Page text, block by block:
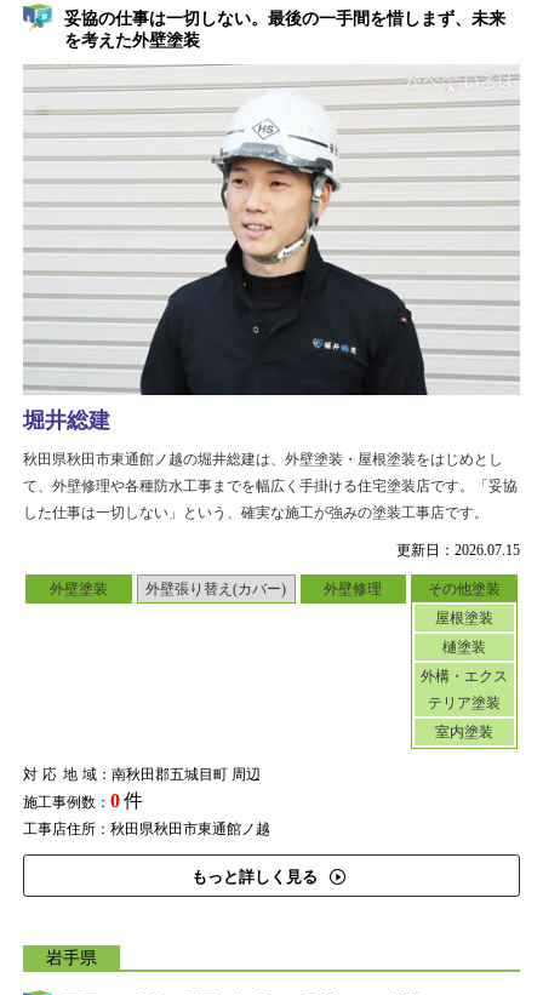
妥協の仕事は一切しない。最後の一手間を惜しまず、未来
を考えた外壁塗装
更新日：2026.07.15
外壁塗装 外壁張り替え(カバー) 外壁修理
その他塗装
屋根塗装
樋塗装
外構・エクス
テリア塗装
室内塗装
対応地域：南秋田郡五城目町 周辺
施工事例数： 0件
工事店住所：秋田県秋田市東通館ノ越
もっと詳しく見る
堀井総建
秋田県秋田市東通館ノ越の堀井総建は、外壁塗装・屋根塗装をはじめとし
て、外壁修理や各種防水工事までを幅広く手掛ける住宅塗装店です。「妥協
した仕事は一切しない」という、確実な施工が強みの塗装工事店です。
岩手県